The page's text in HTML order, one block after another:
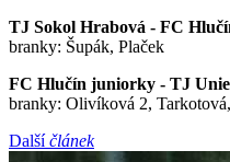
TJ Sokol Hrabová - FC
branky: Šupák, Plaček
FC Hlučín juniorky - TJ
branky: Olivíková 2,
Dalšíčlánek